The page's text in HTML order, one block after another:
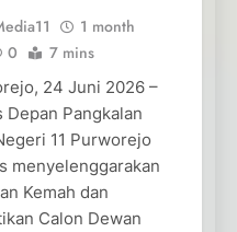
1 month
0 7 mins
24 Juni 2026 –
Depan Pangkalan
11 Purworejo
menyelenggarakan
Kemah dan
Calon Dewan